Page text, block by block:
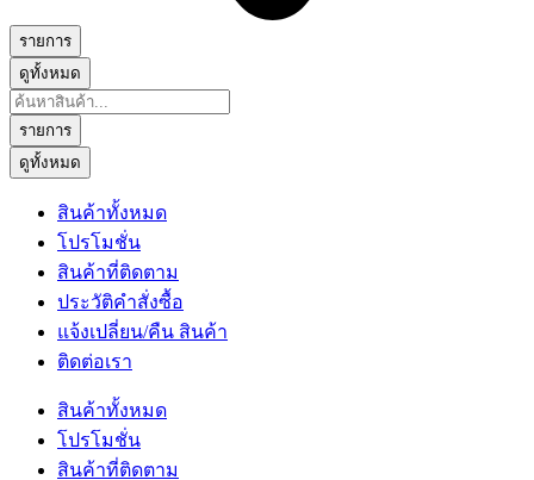
รายการ
ดูทั้งหมด
Search
...
รายการ
ดูทั้งหมด
สินค้าทั้งหมด
โปรโมชั่น
สินค้าที่ติดตาม
ประวัติคำสั่งซื้อ
แจ้งเปลี่ยน/คืน สินค้า
ติดต่อเรา
สินค้าทั้งหมด
โปรโมชั่น
สินค้าที่ติดตาม